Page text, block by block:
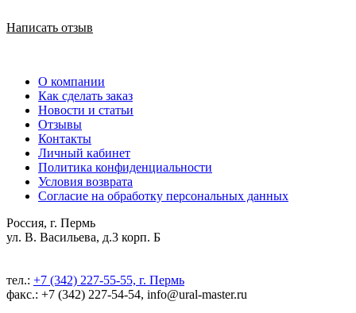
Написать отзыв
О компании
Как сделать заказ
Новости и статьи
Отзывы
Контакты
Личный кабинет
Политика конфиденциальности
Условия возврата
Согласие на обработку персональных данных
Россия, г. Пермь
ул. В. Васильева, д.3 корп. Б
тел.: +7 (342) 227-55-55, г. Пермь
факс.: +7 (342) 227-54-54, info@ural-master.ru